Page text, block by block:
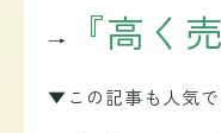
→ 『高く
▼この記事も人気